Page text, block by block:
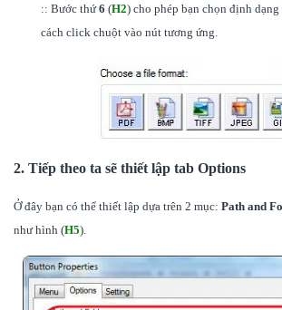
:: Bước thứ6 (H2) cho phép bạn chọn định
cách click chuột vào nút tương ứng.
2. Tiếp theo ta sẽ thiết lập tab Options
Ở đây bạn có thể thiết lập dựa trên 2 mục: Path and
như hình (H5).